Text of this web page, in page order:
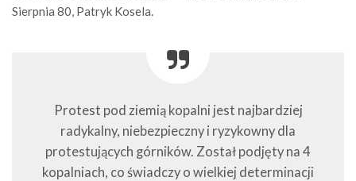
Sierpnia 80, Patryk Kosela.
Protest pod ziemią kopalni jest najbardziej
radykalny, niebezpieczny i ryzykowny dla
protestujących górników. Został podjęty na 4
kopalniach, co świadczy o wielkiej determinacji